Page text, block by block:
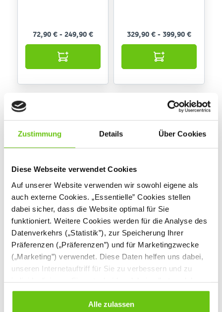
Zustimmung Details Über Cookies
Diese Webseite verwendet Cookies
Auf unserer Website verwenden wir sowohl eigene als
auch externe Cookies. „Essentielle” Cookies stellen
dabei sicher, dass die Website optimal für Sie
funktioniert. Weitere Cookies werden für die Analyse des
Datenverkehrs („Statistik”), zur Speicherung Ihrer
Präferenzen („Präferenzen”) und für Marketingzwecke
(„Marketing”) verwendet. Diese Daten helfen uns dabei,
unseren Internetauftriff für Sie zu verbessern und zu
Cookies Sie erlauben. Verweigern Sie Ihre Zustimmung,
wählen Sie „Alle ablehnen” – in diesem Fall werden nur
Alle zulassen
72,90 € - 249,90 € 329,90 € - 399,90 €
Schaukasten
Innenbereich mit
Schwenktür, Textil
289,90 € - 599,90 €
Schaukasten
Schwenktür,
magnetisches
Whiteboard
299,90 € - 469,90 €